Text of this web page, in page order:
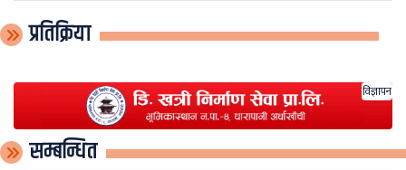
प्रतिक्रिया
विज्ञापन
सम्बन्धित